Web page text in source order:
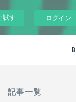
試す ログイン
記事一覧